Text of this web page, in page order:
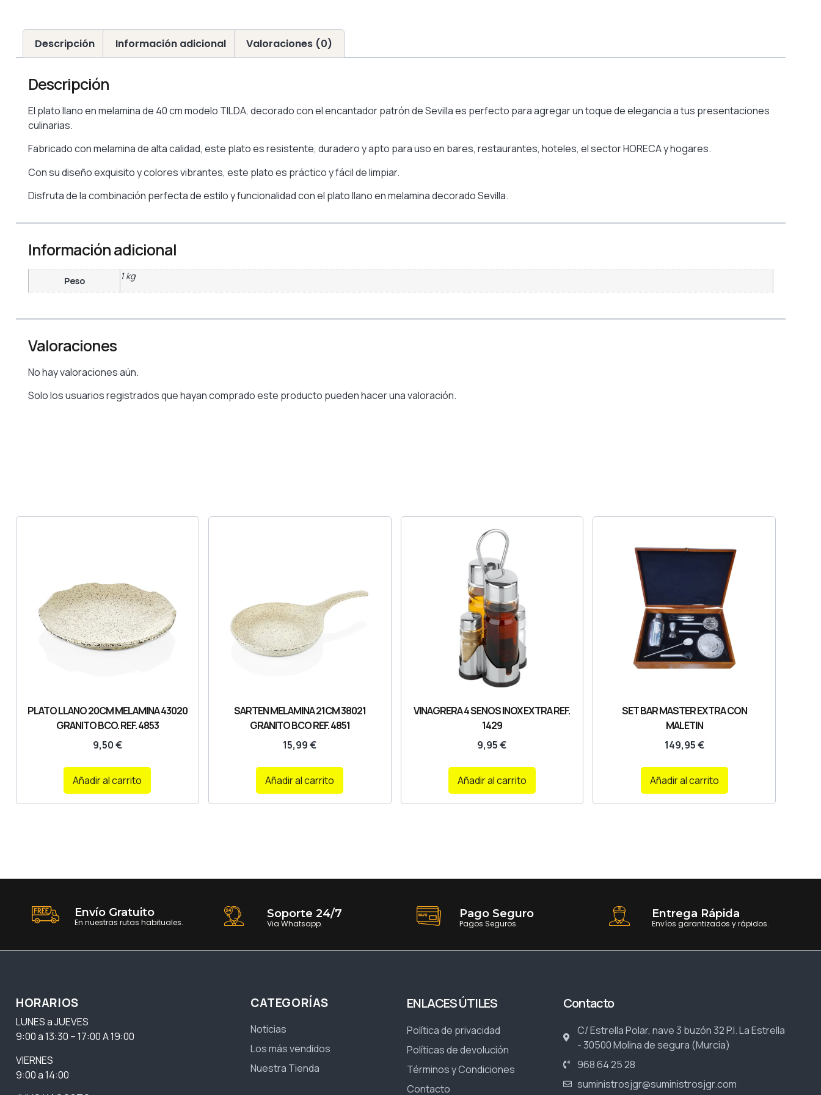
Descripción Información adicional Valoraciones (0)
Descripción
El plato llano en melamina de 40 cm modelo TILDA, decorado con el encantador patrón de Sevilla es perfecto para agregar un toque de elegancia a tus presentaciones
culinarias.
Fabricado con melamina de alta calidad, este plato es resistente, duradero y apto para uso en bares, restaurantes, hoteles, el sector HORECA y hogares.
Con su diseño exquisito y colores vibrantes, este plato es práctico y fácil de limpiar.
Disfruta de la combinación perfecta de estilo y funcionalidad con el plato llano en melamina decorado Sevilla.
Información adicional
Peso 1 kg
Valoraciones
No hay valoraciones aún.
Solo los usuarios registrados que hayan comprado este producto pueden hacer una valoración.
PLATO LLANO 20CM MELAMINA 43020
GRANITO BCO. REF. 4853
9,50€
Añadir al carrito
SARTEN MELAMINA 21CM 38021
GRANITO BCO REF. 4851
15,99€
Añadir al carrito
VINAGRERA 4 SENOS INOX EXTRA REF.
1429
9,95€
Añadir al carrito
SET BAR MASTER EXTRA CON
MALETIN
149,95€
Añadir al carrito
Envío Gratuito
En nuestras rutas habituales.
Soporte 24/7
Via Whatsapp.
Pago Seguro
Pagos Seguros.
Entrega Rápida
Envíos garantizados y rápidos.
HORARIOS
LUNES a JUEVES
9:00 a 13:30 – 17:00 A 19:00
VIERNES
9:00 a 14:00
CATEGORÍAS
Noticias
Los más vendidos
Nuestra Tienda
ENLACES ÚTILES
Política de privacidad
Políticas de devolución
Términos y Condiciones
Contacto
Contacto
C/ Estrella Polar, nave 3 buzón 32 P.I. La Estrella
- 30500 Molina de segura (Murcia)
968 64 25 28
suministrosjgr@suministrosjgr.com